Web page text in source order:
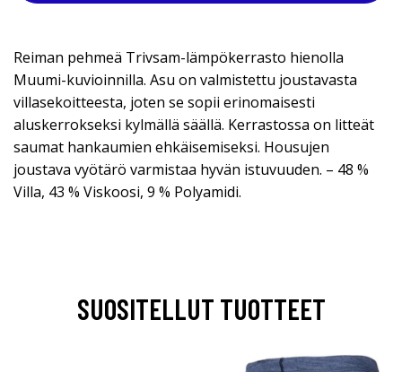
Reiman pehmeä Trivsam-lämpökerrasto hienolla
Muumi-kuvioinnilla. Asu on valmistettu joustavasta
villasekoitteesta, joten se sopii erinomaisesti
aluskerrokseksi kylmällä säällä. Kerrastossa on litteät
saumat hankaumien ehkäisemiseksi. Housujen
joustava vyötärö varmistaa hyvän istuvuuden. – 48 %
Villa, 43 % Viskoosi, 9 % Polyamidi.
SUOSITELLUT TUOTTEET